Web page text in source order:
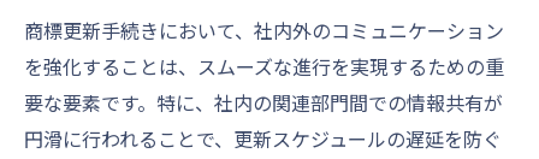
商標更新手続きにおいて、社内外のコミュニケーション
を強化することは、スムーズな進行を実現するための重
要な要素です。特に、社内の関連部門間での情報共有が
円滑に行われることで、更新スケジュールの遅延を防ぐ